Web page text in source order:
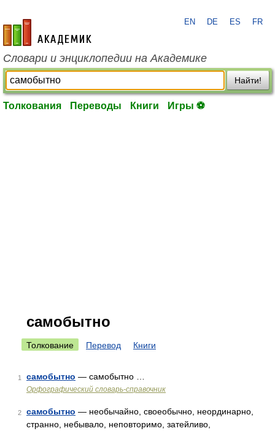
academic.ru
EN DE ES FR
Словари и энциклопедии на Академике
Найти!
Толкования Переводы Книги Игры ⚽
самобытно
Толкование Перевод Книги
1 самобытно — самобытно …
Орфографический словарь-справочник
2 самобытно — необычайно, своеобычно, неординарно,
странно, небывало, неповторимо, затейливо,